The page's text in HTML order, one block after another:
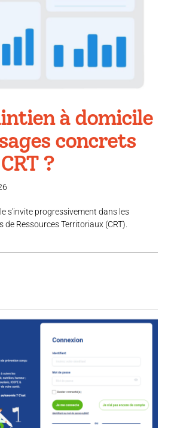
à domicile
concrets
?
s'invite progressivement dans les
de Ressources Territoriaux (CRT).